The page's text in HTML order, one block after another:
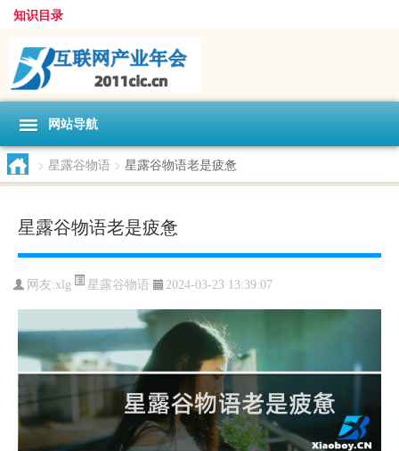
知识目录
网站导航
> 星露谷物语 > 星露谷物语老是疲惫
星露谷物语老是疲惫
网友:xlg 星露谷物语 2024-03-23 13:39:07